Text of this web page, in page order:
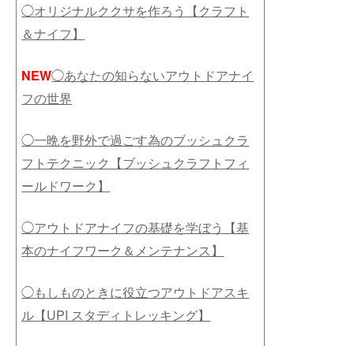
◯オリジナルククサを作ろう【クラフト
＆ナイフ】
NEW◯あなたの知らないアウトドアナイ
フの世界
◯一晩を野外で過ごす為のブッシュクラ
フトテクニック【ブッシュクラフトフィ
ールドワーク】
◯アウトドアナイフの基礎を学ぼう【基
本のナイフワーク＆メンテナンス】
◯もしものときに役立つアウトドアスキ
ル【UPI スタディトレッキング】